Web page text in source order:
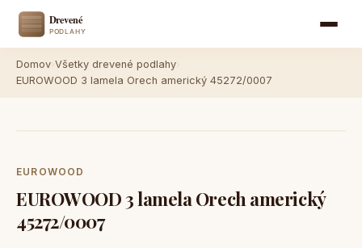
Domov Všetky drevené podlahy
EUROWOOD 3 lamela Orech americký 45272/0007
EUROWOOD
EUROWOOD 3 lamela Orech americký
45272/0007